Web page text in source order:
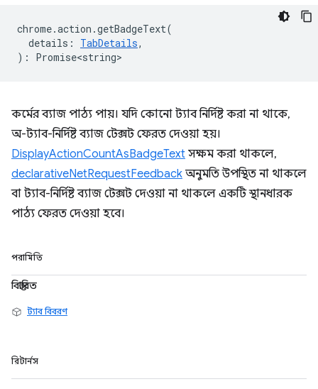
chrome.action .getBadgeText(
details : TabDetails,
) : Promise<string>
কর্মের ব্যাজ পাঠ্য পায়। যদি কোনো ট্যাব নির্দিষ্ট করা না থাকে,
অ-ট্যাব-নির্দিষ্ট ব্যাজ টেক্সট ফেরত দেওয়া হয়।
DisplayActionCountAsBadgeText সক্ষম করা থাকলে,
declarativeNetRequestFeedback অনুমতি উপস্থিত না থাকলে
বা ট্যাব-নির্দিষ্ট ব্যাজ টেক্সট দেওয়া না থাকলে একটি স্থানধারক
পাঠ্য ফেরত দেওয়া হবে।
পরামিতি
বিস্তারিত
ট্যাব বিবরণ
রিটার্নস